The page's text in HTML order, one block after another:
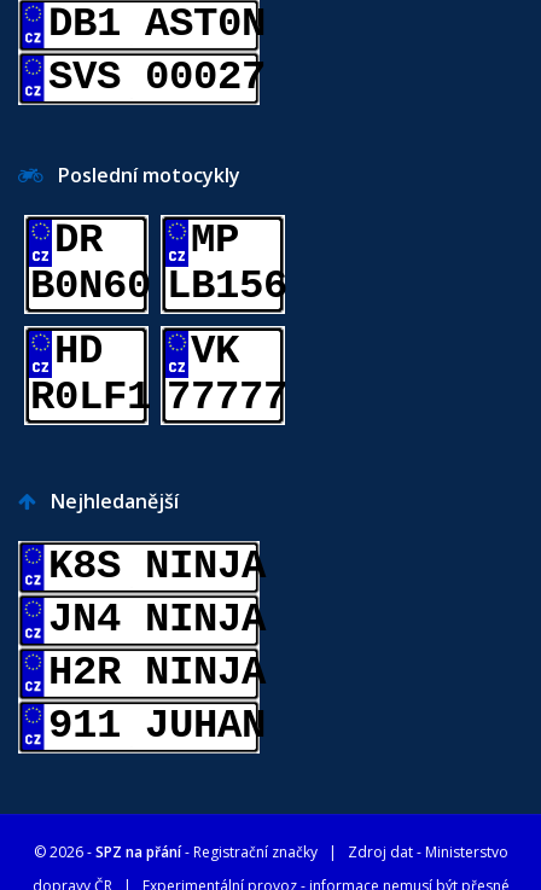
DB1 AST0N
SVS 00027
Poslední motocykly
DR
B0N60
MP
LB156
HD
R0LF1
VK
77777
Nejhledanější
K8S NINJA
JN4 NINJA
H2R NINJA
911 JUHAN
© 2026 -SPZ na přání- Registrační značky| Zdroj dat -Ministerstvo
dopravy ČR | Experimentální provoz - informace nemusí být přesné